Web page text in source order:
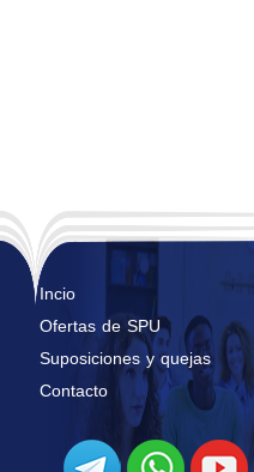
Incio
Ofertas de SPU
Suposiciones y quejas
Contacto